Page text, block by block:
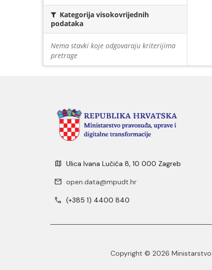
Kategorija visokovrijednih
podataka
Nema stavki koje odgovaraju kriterijima
pretrage